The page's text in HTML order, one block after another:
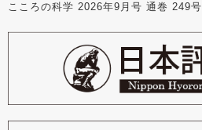
こころの科学 2026年9月号 通巻 249号